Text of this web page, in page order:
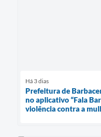
Há 3 dias
Prefeitura de
no aplicativo “Fala
violência contra a